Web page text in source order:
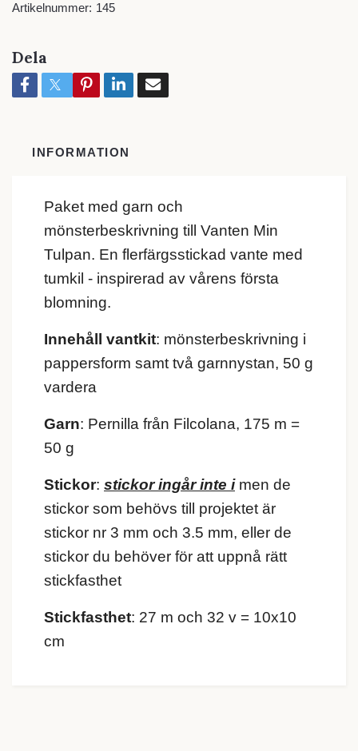
Artikelnummer: 145
Dela
INFORMATION
Paket med garn och
mönsterbeskrivning till Vanten Min
Tulpan. En flerfärgsstickad vante med
tumkil - inspirerad av vårens första
blomning.
Innehåll vantkit: mönsterbeskrivning i
pappersform samt två garnnystan, 50 g
vardera
Garn: Pernilla från Filcolana, 175 m =
50 g
Stickor: stickor ingår inte i men de
stickor som behövs till projektet är
stickor nr 3 mm och 3.5 mm, eller de
stickor du behöver för att uppnå rätt
stickfasthet
Stickfasthet: 27 m och 32 v = 10x10
cm